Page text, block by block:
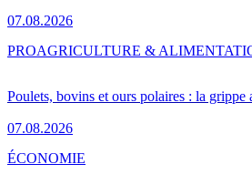
07.08.2026
Poulets, bovins et ours polaires : la grippe
07.08.2026
PROAGRICULTURE &
ÉCONOMIE